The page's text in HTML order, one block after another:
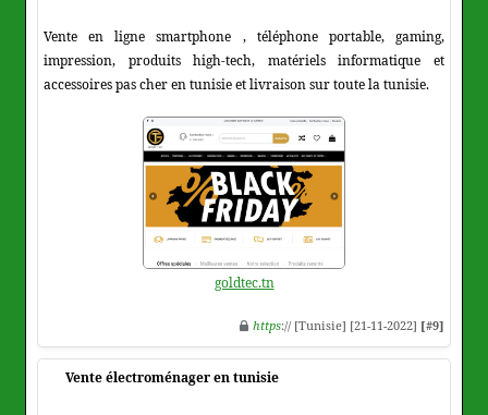
Vente en ligne smartphone , téléphone portable, gaming,
impression, produits high-tech, matériels informatique et
accessoires pas cher en tunisie et livraison sur toute la tunisie.
goldtec.tn
https:// [Tunisie] [21-11-2022] [#9]
Vente électroménager en tunisie